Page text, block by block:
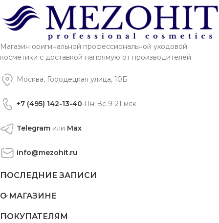
Магазин оригинальной профессиональной уходовой
косметики с доставкой напрямую от производителей
Москва, Городецкая улица, 10Б
+7 (495) 142-13-40 Пн-Вс 9-21 мск
Telegram или Max
info@mezohit.ru
ПОСЛЕДНИЕ ЗАПИСИ
О МАГАЗИНЕ
ПОКУПАТЕЛЯМ